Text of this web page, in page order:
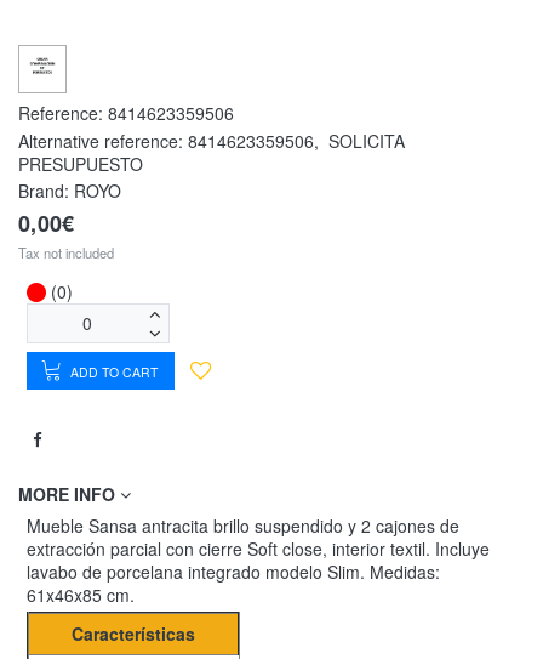
Reference: 8414623359506
Alternative reference: 8414623359506, SOLICITA
PRESUPUESTO
Brand: ROYO
0,00€
Tax not included
(0)
ADD TO CART
MORE INFO
Mueble Sansa antracita brillo suspendido y 2 cajones de
extracción parcial con cierre Soft close, interior textil. Incluye
lavabo de porcelana integrado modelo Slim. Medidas:
61x46x85 cm.
Características